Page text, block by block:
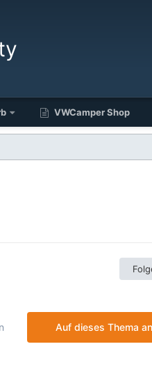
VWCamper Shop
Auf dieses Thema